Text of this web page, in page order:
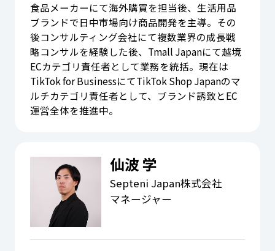
食品メーカーにて海外購買を担当後、生活用品
ブランドで日中市場向け商品開発を主導。その
後コンサルティング会社にて複数業界の成長戦
略コンサルを経験した後、Tmall Japanにて越境
ECカテゴリ責任者として業務を統括。現在は
TikTok for BusinessにてTikTok Shop Japanのマ
ルチカテゴリ責任者として、ブランド誘致とEC
運営全体を推進中。
仙波 学
Septeni Japan株式会社
マネージャー